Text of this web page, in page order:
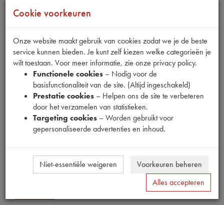
Fabrikant
MPM
Productnummer
1910324
€197,47 (€163,20excl. btw
Dit product kan op dit moment niet besteld worden
Cookie voorkeuren
Onze website maakt gebruik van cookies zodat we je de beste
service kunnen bieden. Je kunt zelf kiezen welke categorieën je
wilt toestaan. Voor meer informatie, zie onze privacy policy.
Functionele cookies – Nodig voor de
basisfunctionaliteit van de site. (Altijd ingeschakeld)
Prestatie cookies – Helpen ons de site te verbeteren
door het verzamelen van statistieken.
Targeting cookies – Worden gebruikt voor
gepersonaliseerde advertenties en inhoud.
Niet-essentiële weigeren
Voorkeuren beheren
Alles accepteren